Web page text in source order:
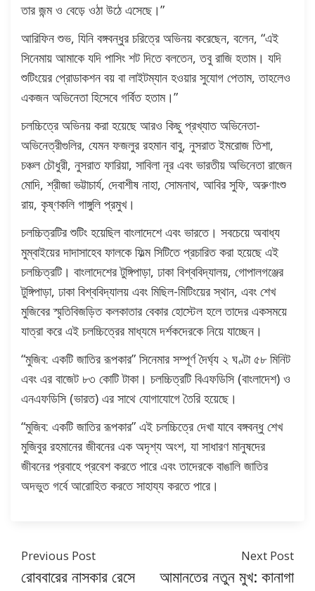
তার জন্ম ও বেড়ে ওঠা উঠে এসেছে।”
আরিফিন শুভ, যিনি বঙ্গবন্ধুর চরিত্রে অভিনয় করেছেন, বলেন, “এই
সিনেমায় আমাকে যদি পাসিং শট দিতে বলতেন, তবু রাজি হতাম। যদি
শুটিংয়ের প্রোডাকশন বয় বা লাইটম্যান হওয়ার সুযোগ পেতাম, তাহলেও
একজন অভিনেতা হিসেবে গর্বিত হতাম।”
চলচ্চিত্রে অভিনয় করা হয়েছে আরও কিছু প্রখ্যাত অভিনেতা-
অভিনেত্রীগুলির, যেমন ফজলুর রহমান বাবু, নুসরাত ইমরোজ তিশা,
চঞ্চল চৌধুরী, নুসরাত ফারিয়া, সাবিলা নূর এবং ভারতীয় অভিনেতা রাজেন
মোদি, শ্রীজা ভট্টাচার্য, দেবাশীষ নাহা, সোমনাথ, আবির সুফি, অরুণাংশু
রায়, কৃষ্ণকলি গাঙ্গুলি প্রমুখ।
চলচ্চিত্রটির শুটিং হয়েছিল বাংলাদেশে এবং ভারতে। সবচেয়ে অবাধ্য
মুম্বাইয়ের দাদাসাহেব ফালকে ফিল্ম সিটিতে প্রচারিত করা হয়েছে এই
চলচ্চিত্রটি। বাংলাদেশের টুঙ্গিপাড়া, ঢাকা বিশ্ববিদ্যালয়, গোপালগঞ্জের
টুঙ্গিপাড়া, ঢাকা বিশ্ববিদ্যালয় এবং মিছিল-মিটিংয়ের স্থান, এবং শেখ
মুজিবের স্মৃতিবিজড়িত কলকাতার বেকার হোস্টেল হলে তাদের একসময়ে
যাত্রা করে এই চলচ্চিত্রের মাধ্যমে দর্শকদেরকে নিয়ে যাচ্ছেন।
“মুজিব: একটি জাতির রূপকার” সিনেমার সম্পূর্ণ দৈর্ঘ্য ২ ঘণ্টা ৫৮ মিনিট
এবং এর বাজেট ৮৩ কোটি টাকা। চলচ্চিত্রটি বিএফডিসি (বাংলাদেশ) ও
এনএফডিসি (ভারত) এর সাথে যোগাযোগে তৈরি হয়েছে।
“মুজিব: একটি জাতির রূপকার” এই চলচ্চিত্রে দেখা যাবে বঙ্গবন্ধু শেখ
মুজিবুর রহমানের জীবনের এক অদৃশ্য অংশ, যা সাধারণ মানুষদের
জীবনের প্রবাহে প্রবেশ করতে পারে এবং তাদেরকে বাঙালি জাতির
অদভুত গর্বে আরোহিত করতে সাহায্য করতে পারে।
Previous Post
রোববারের নাসকার রেসে
Next Post
আমানতের নতুন মুখ: কানাগা